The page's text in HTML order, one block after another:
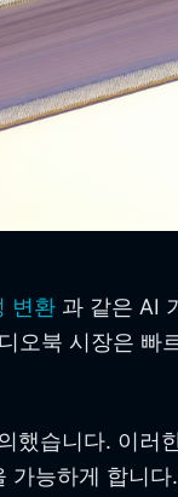
변환 과 같은 AI
북 시장은
했습니다. 이
능하게 합니